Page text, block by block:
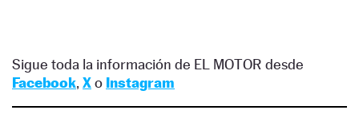
Sigue toda la información de EL MOTOR desde
Facebook, Xo Instagram